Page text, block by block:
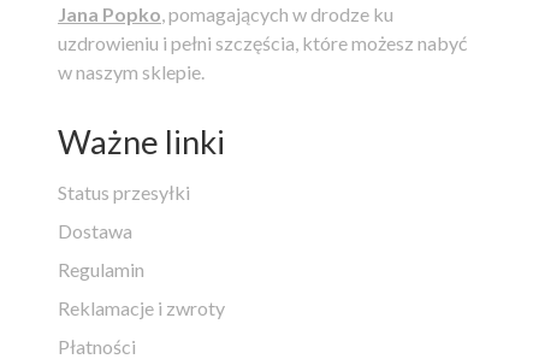
Jana Popko , pomagających w drodze ku
uzdrowieniu i pełni szczęścia, które możesz nabyć
w naszym sklepie.
Ważne linki
Status przesyłki
Dostawa
Regulamin
Reklamacje i zwroty
Płatności